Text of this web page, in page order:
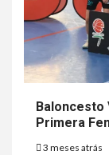
Baloncesto
Primera
3 meses atrás